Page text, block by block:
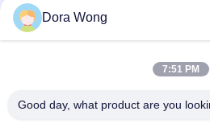
350 এমিলি 40gsm ক্রিপ্ট পেপার কাপ ঢাকনা দিয়ে
নিন
Dora Wong
7:51 PM
Good day, what product are you